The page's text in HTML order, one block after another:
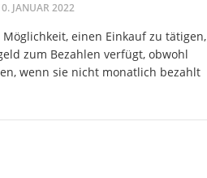
JANUAR 2022
einen Einkauf zu tätigen,
zum Bezahlen verfügt, obwohl
wenn sie nicht monatlich bezahlt